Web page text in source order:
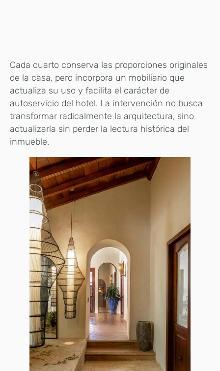
Cada cuarto conserva las proporciones originales
de la casa, pero incorpora un mobiliario que
actualiza su uso y facilita el carácter de
autoservicio del hotel. La intervención no busca
transformar radicalmente la arquitectura, sino
actualizarla sin perder la lectura histórica del
inmueble.